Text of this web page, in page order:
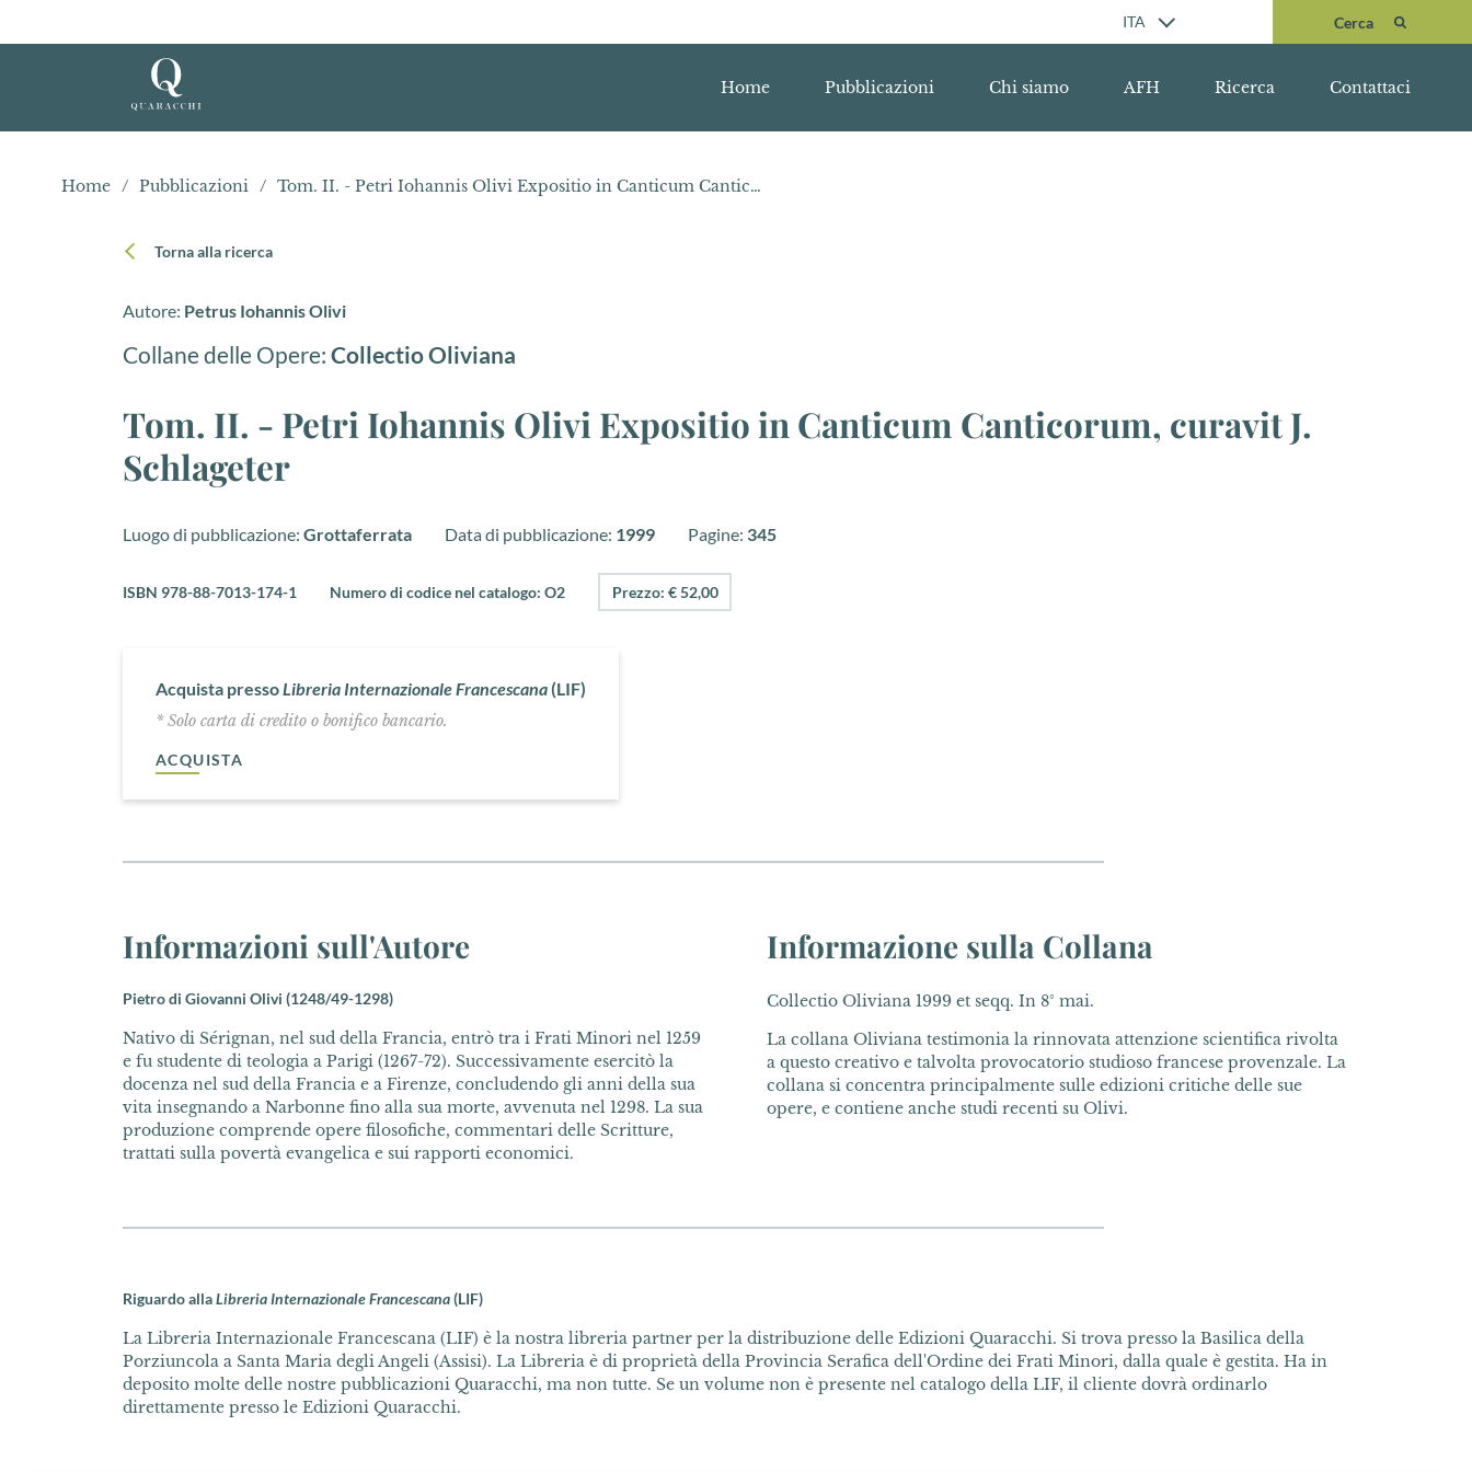
ITA Cerca
Cerca
Home Pubblicazioni Chi siamo AFH Ricerca Contattaci
Home / Pubblicazioni / Tom. II. - Petri Iohannis Olivi Expositio in Canticum Canticorum, curavit J. Schlageter
Torna alla ricerca
Autore: Petrus Iohannis Olivi
Collane delle Opere: Collectio Oliviana
Tom. II. - Petri Iohannis Olivi Expositio in Canticum Canticorum, curavit J.
Schlageter
Luogo di pubblicazione: Grottaferrata Data di pubblicazione: 1999 Pagine: 345
ISBN 978-88-7013-174-1 Numero di codice nel catalogo: O2 Prezzo: € 52,00
Acquista pressoLibreria Internazionale Francescana(LIF)
* Solo carta di credito o bonifico bancario.
ACQUISTA
Informazioni sull'Autore
Pietro di Giovanni Olivi (1248/49-1298)
Nativo di Sérignan, nel sud della Francia, entrò tra i Frati Minori nel 1259
e fu studente di teologia a Parigi (1267-72). Successivamente esercitò la
docenza nel sud della Francia e a Firenze, concludendo gli anni della sua
vita insegnando a Narbonne fino alla sua morte, avvenuta nel 1298. La sua
produzione comprende opere filosofiche, commentari delle Scritture,
trattati sulla povertà evangelica e sui rapporti economici.
Informazione sulla Collana
Collectio Oliviana 1999 et seqq. In 8° mai.
La collana Oliviana testimonia la rinnovata attenzione scientifica rivolta
a questo creativo e talvolta provocatorio studioso francese provenzale. La
collana si concentra principalmente sulle edizioni critiche delle sue
opere, e contiene anche studi recenti su Olivi.
Riguardo allaLibreria Internazionale Francescana(LIF)
La Libreria Internazionale Francescana (LIF) è la nostra libreria partner per la distribuzione delle Edizioni Quaracchi. Si trova presso la Basilica della
Porziuncola a Santa Maria degli Angeli (Assisi). La Libreria è di proprietà della Provincia Serafica dell'Ordine dei Frati Minori, dalla quale è gestita. Ha in
deposito molte delle nostre pubblicazioni Quaracchi, ma non tutte. Se un volume non è presente nel catalogo della LIF, il cliente dovrà ordinarlo
direttamente presso le Edizioni Quaracchi.